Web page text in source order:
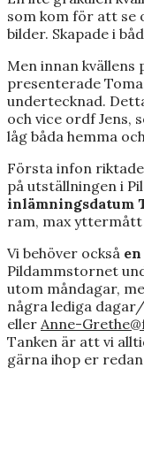
som kom för att se
bilder. Skapade i
Men innan
presenterade
undertecknad.
och vice ordf Jens,
låg båda hemma
Första infon
på utställningen i
inlämningsdatum
ram, max yttermått
Vi behöver också
Pildammstornet
utom måndagar,
några lediga
eller Anne-
Tanken är att vi
gärna ihop er